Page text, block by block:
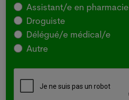
Assistant/e en pharmacie
Droguiste
Délégué/e médical/e
Autre